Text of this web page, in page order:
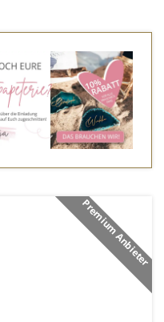
Premium Anbieter